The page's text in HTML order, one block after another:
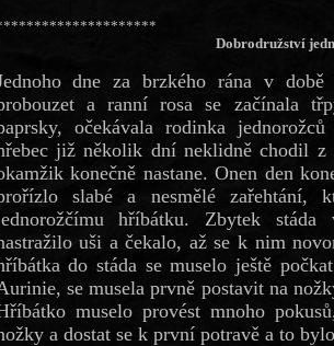
Dobrodružství
dne za brzkého rána v
a ranní rosa se začínala
očekávala rodinka
již několik dní neklidně chodil
konečně nastane. Onen den
slabé a nesmělé zařehtání,
hříbátku. Zbytek
uši a čekalo, až se k nim
do stáda se muselo ještě
se musela prvně postavit na
muselo provést mnoho
a dostat se k první potravě a to